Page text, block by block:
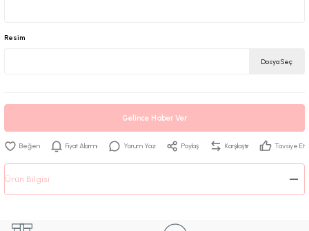
Resim
Dosya Seç
Gelince Haber Ver
Fiyat Alarmı Yorum Yaz Paylaş Karşılaştır Tavsiye Et
Ürün Bilgisi